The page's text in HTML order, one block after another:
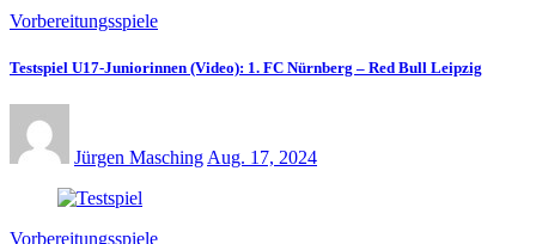
Vorbereitungsspiele
Testspiel U17-Juniorinnen (Video): 1. FC Nürnberg – Red Bull Leipzig
Jürgen Masching Aug. 17, 2024
Vorbereitungsspiele